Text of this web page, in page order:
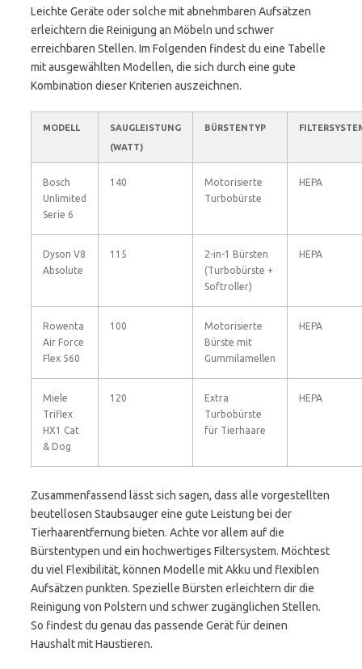
Leichte Geräte oder solche mit abnehmbaren Aufsätzen
erleichtern die Reinigung an Möbeln und schwer
erreichbaren Stellen. Im Folgenden findest du eine Tabelle
mit ausgewählten Modellen, die sich durch eine gute
Kombination dieser Kriterien auszeichnen.
MODELL
SAUGLEISTUNG
(WATT)
BÜRSTENTYP
Bosch
Unlimited
Serie 6
140
Motorisierte
Turbobürste
HEPA
Dyson V8
Absolute
115
2-in-1 Bürsten
(Turbobürste +
Softroller)
HEPA
Rowenta
Air Force
Flex 560
100
Motorisierte
Bürste mit
Gummilamellen
HEPA
Miele
Triflex
HX1 Cat
& Dog
120
Extra
Turbobürste
für Tierhaare
HEPA
Zusammenfassend lässt sich sagen, dass alle vorgestellten
beutellosen Staubsauger eine gute Leistung bei der
Tierhaarentfernung bieten. Achte vor allem auf die
Bürstentypen und ein hochwertiges Filtersystem. Möchtest
du viel Flexibilität, können Modelle mit Akku und flexiblen
Aufsätzen punkten. Spezielle Bürsten erleichtern dir die
Reinigung von Polstern und schwer zugänglichen Stellen.
So findest du genau das passende Gerät für deinen
Haushalt mit Haustieren.